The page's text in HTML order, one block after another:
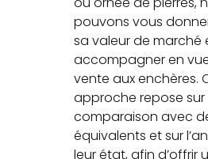
pouvons vous
sa valeur de marché
accompagner en
vente aux enchères.
approche repose sur
comparaison avec
équivalents et sur
leur état, afin d’offrir